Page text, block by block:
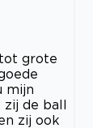
grote
mijn
de ball
zij ook